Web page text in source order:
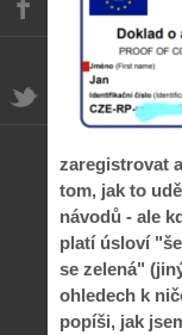
zaregistrovat
tom, jak to
návodů - ale
platí úsloví
se zelená"
ohledech k
popíši, jak